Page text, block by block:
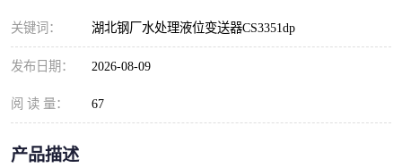
关键词： 湖北钢厂水处理液位变送器CS3351dp
发布日期： 2026-08-09
阅 读 量： 67
产品描述